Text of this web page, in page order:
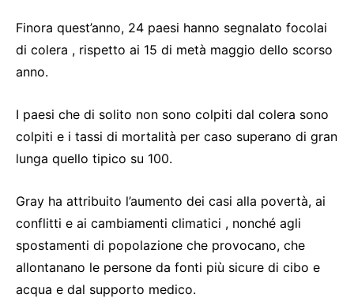
Finora quest’anno, 24 paesi hanno segnalato focolai
di colera , rispetto ai 15 di metà maggio dello scorso
anno.
I paesi che di solito non sono colpiti dal colera sono
colpiti e i tassi di mortalità per caso superano di gran
lunga quello tipico su 100.
Gray ha attribuito l’aumento dei casi alla povertà, ai
conflitti e ai cambiamenti climatici , nonché agli
spostamenti di popolazione che provocano, che
allontanano le persone da fonti più sicure di cibo e
acqua e dal supporto medico.